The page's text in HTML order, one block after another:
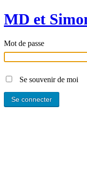
MD et
Mot de passe
Se souvenir de moi